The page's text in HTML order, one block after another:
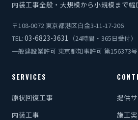
内装工事全般・大規模から小規模まで幅
〒108-0072 東京都港区白金3-11-17-206
TEL: 03-6823-3631
（24時間・365日受付）
一般建設業許可 東京都知事許可 第156373号
SERVICES
原状回復工事
内装工事
提供
施工